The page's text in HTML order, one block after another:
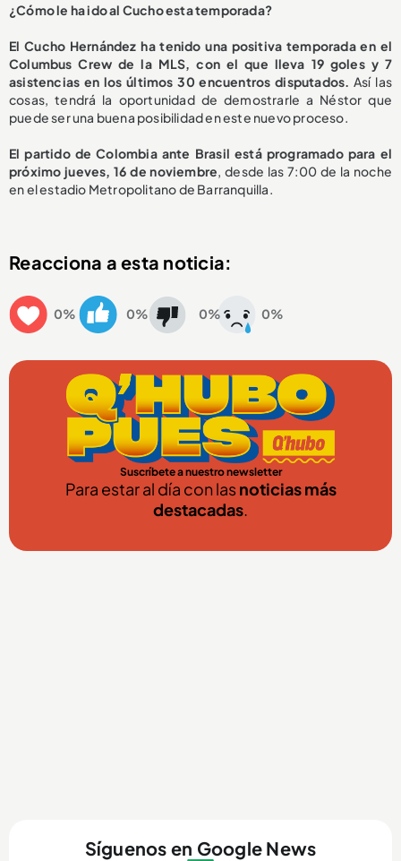
¿Cómo le ha ido al Cucho esta temporada?
El Cucho Hernández ha tenido una positiva temporada en el
Columbus Crew de la MLS, con el que lleva 19 goles y 7
asistencias en los últimos 30 encuentros disputados.Así las
cosas, tendrá la oportunidad de demostrarle a Néstor que
puede ser una buena posibilidad en este nuevo proceso.
El partido de Colombia ante Brasil está programado para el
próximo jueves, 16 de noviembre, desde las 7:00 de la noche
en el estadio Metropolitano de Barranquilla.
Reacciona a esta noticia:
0% 0% 0% 0%
Suscríbete a nuestro newsletter
Para estar al día con lasnoticias más
destacadas.
Síguenos en Google News